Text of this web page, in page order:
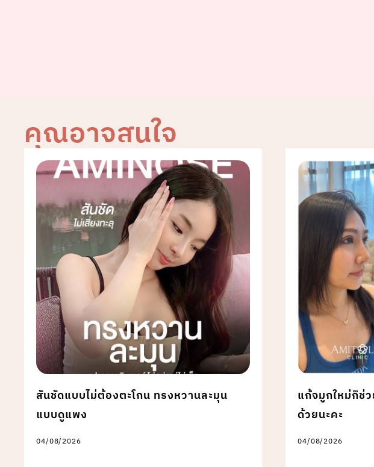
คุณอาจสนใจ
สันชัดแบบไม่ต้องตะโกน ทรงหวานละมุน
แบบดูแพง
04/08/2026
แก้จมูกใหม่ก็ช่
ด้วยนะคะ
04/08/2026